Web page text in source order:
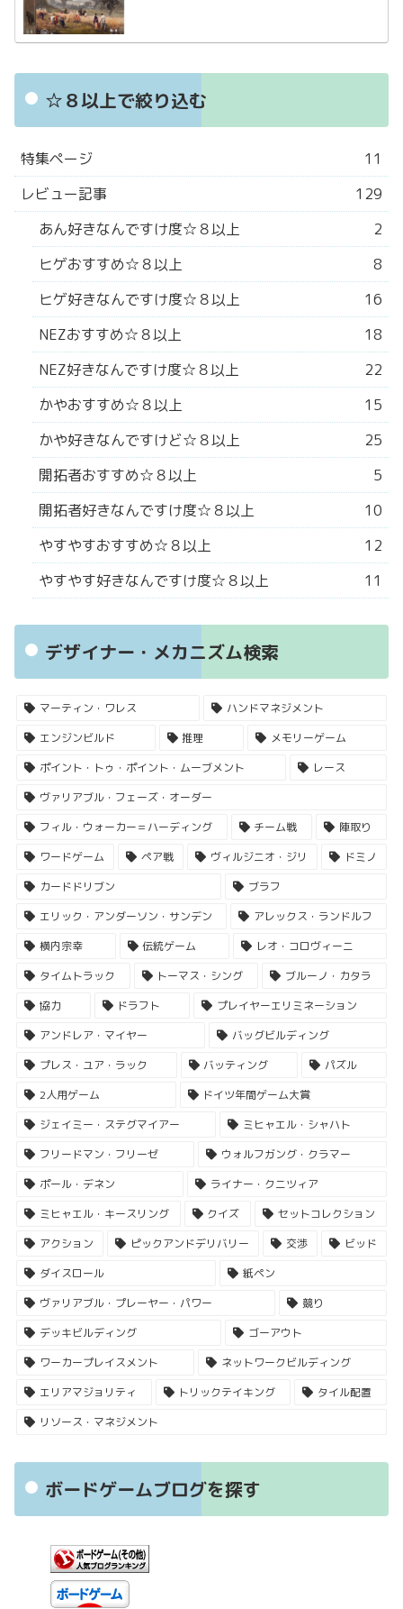
☆８以上で絞り込む
特集ページ
11
レビュー記事
129
あん好きなんですけ度☆８以上
2
ヒゲおすすめ☆８以上
8
ヒゲ好きなんですけ度☆８以上
16
NEZおすすめ☆８以上
18
NEZ好きなんですけ度☆８以上
22
かやおすすめ☆８以上
15
かや好きなんですけど☆８以上
25
開拓者おすすめ☆８以上
5
開拓者好きなんですけ度☆８以上
10
やすやすおすすめ☆８以上
12
やすやす好きなんですけ度☆８以上
11
デザイナー・メカニズム検索
マーティン・ワレス
ハンドマネジメント
エンジンビルド
推理
メモリーゲーム
ポイント・トゥ・ポイント・ムーブメント
レース
ヴァリアブル・フェーズ・オーダー
フィル・ウォーカー＝ハーディング
チーム戦
陣取り
ワードゲーム
ペア戦 ヴィルジニオ・ジリ
ドミノ
カードドリブン
ブラフ
エリック・アンダーソン・サンデン
アレックス・ランドルフ
横内宗幸
伝統ゲーム
レオ・コロヴィーニ
タイムトラック
トーマス・シング
ブルーノ・カタラ
協力
ドラフト
プレイヤーエリミネーション
アンドレア・マイヤー
バッグビルディング
プレス・ユア・ラック
バッティング
パズル
2人用ゲーム
ドイツ年間ゲーム大賞
ジェイミー・ステグマイアー
ミヒャエル・シャハト
フリードマン・フリーゼ
ウォルフガング・クラマー
ポール・デネン
ライナー・クニツィア
ミヒャエル・キースリング
クイズ
セットコレクション
アクション
ピックアンドデリバリー 交渉
ビッド
ダイスロール
紙ペン
ヴァリアブル・プレーヤー・パワー
競り
デッキビルディング
ゴーアウト
ワーカープレイスメント
ネットワークビルディング
エリアマジョリティ
トリックテイキング
タイル配置
リソース・マネジメント
ボードゲームブログを探す